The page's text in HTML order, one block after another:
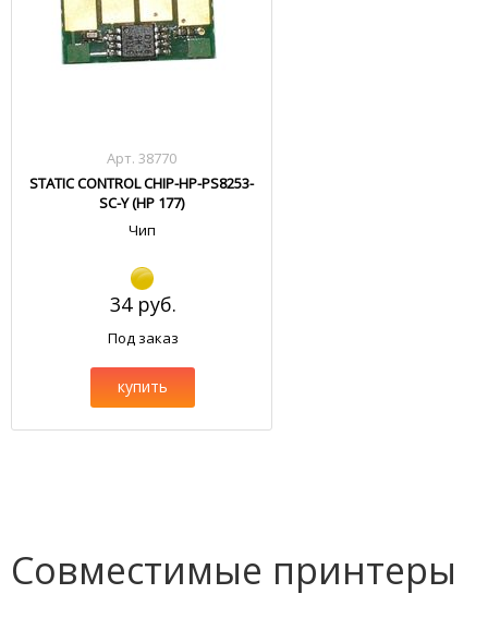
Арт. 38770
STATIC CONTROL CHIP-HP-PS8253-
SC-Y (HP 177)
Чип
34 руб.
Под заказ
купить
Совместимые принтеры